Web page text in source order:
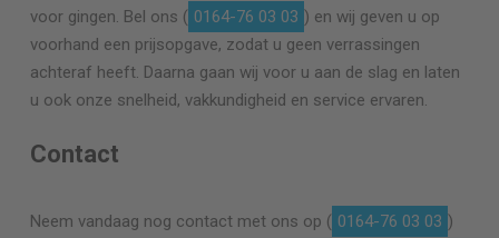
voor gingen. Bel ons ( 0164-76 03 03 ) en wij geven u op
voorhand een prijsopgave, zodat u geen verrassingen
achteraf heeft. Daarna gaan wij voor u aan de slag en laten
u ook onze snelheid, vakkundigheid en service ervaren.
Contact
Neem vandaag nog contact met ons op ( 0164-76 03 03 )